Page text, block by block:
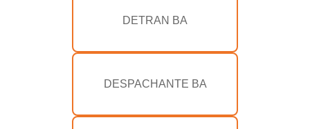
DETRAN BA
DESPACHANTE BA